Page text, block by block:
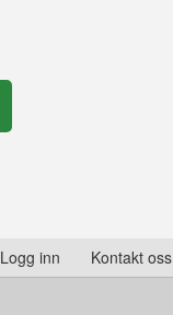
Logg inn Kontakt oss